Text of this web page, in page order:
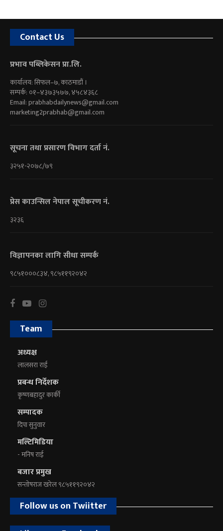
Contact Us
प्रभाव पब्लिकेसन प्रा.लि.
कार्यालय: सिफल–७, काठमाडौं ।
सम्पर्क: ०१–४३७३५७७, ४५८४३६८
Email:prabhabdailynews@gmail.com
marketing2prabhab@gmail.com
सूचना तथा प्रसारण विभाग दर्ता नं.
३२५१-२०७८/७९
प्रेस काउन्सिल नेपाल सूचीकरण नं.
३२३६
विज्ञापनका लागि सीधा सम्पर्क
९८५१०००८३४, ९८५११९२०४२
Team
अध्यक्ष
लालसरा राई
प्रबन्ध निर्देशक
कृष्णबहादुर कार्की
सम्पादक
दिपा सुनुवार
मल्टिमिडिया
- मनिष राई
बजार प्रमुख
सन्तोषराज खरेल ९८५११९२०४२
Follow us on Twiitter